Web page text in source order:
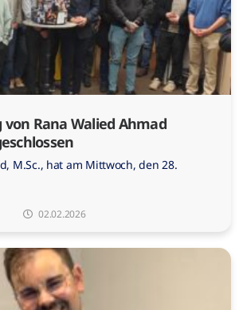
Rana Walied Ahmad
M.Sc., hat am Mittwoch, den 28.
02.02.2026